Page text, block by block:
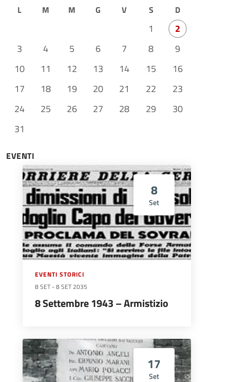
L M M G V S D
1
2
3
4 5 6 7 8
9
10
11 12 13 14 15
16
17
18 19 20 21 22
23
24
25 26 27 28 29
30
31
EVENTI
8
Set
EVENTI STORICI
8 SET -8 SET 2035
8 Settembre 1943 – Armistizio
17
Set